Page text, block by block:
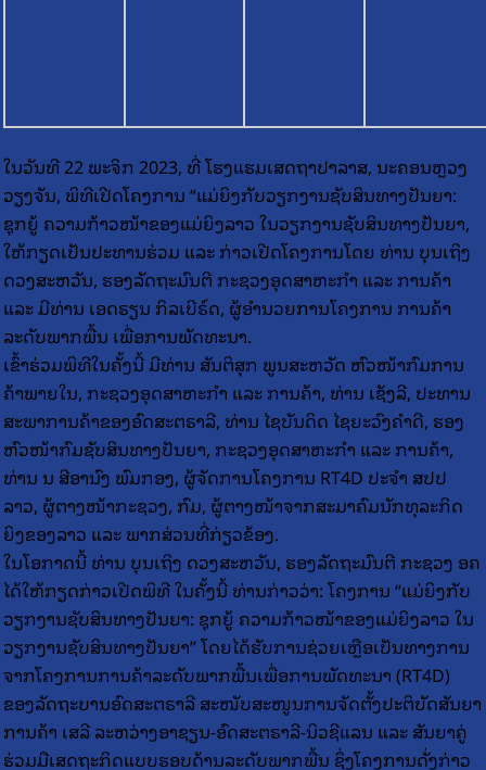
ໃນວັນທີ 22 ພະຈິກ 2023, ທີ່ ໂຮງແຮມເສດຖາປາລາສ, ນະຄອນຫຼວງ
ວຽງຈັນ, ພິທີເປີດໂຄງການ “ແມ່ຍິງກັບວຽກງານຊັບສິນທາງປັນຍາ:
ຊຸກຍູ້ ຄວາມກ້າວໜ້າຂອງແມ່ຍິງລາວ ໃນວຽກງານຊັບສິນທາງປັນຍາ,
ໃຫ້ກຽດເປັນປະທານຮ່ວມ ແລະ ກ່າວເປີດໂຄງການໂດຍ ທ່ານ ບຸນເຖິງ
ດວງສະຫວັນ, ຮອງລັດຖະມົນຕີ ກະຊວງອຸດສາຫະກຳ ແລະ ການຄ້າ
ແລະ ມີທ່ານ ເອດຣຽນ ກິລເບີຣ໌ດ, ຜູ້ອໍານວຍການໂຄງການ ການຄ້າ
ລະດັບພາກພື້ນ ເພື່ອການພັດທະນາ.
ເຂົ້າຮ່ວມພິທີໃນຄັ້ງນີ້ ມີທ່ານ ສັນຕິສຸກ ພູນສະຫວັດ ຫົວໜ້າກົມການ
ຄ້າພາຍໃນ, ກະຊວງອຸດສາຫະກໍາ ແລະ ການຄ້າ, ທ່ານ ເຊັງລີ, ປະທານ
ສະພາການຄ້າຂອງອົດສະຕຣາລີ, ທ່ານ ໄຊບັນດິດ ໄຊຍະວົງຄໍາດີ, ຮອງ
ຫົວໜ້າກົມຊັບສິນທາງປັນຍາ, ກະຊວງອຸດສາຫະກໍາ ແລະ ການຄ້າ,
ທ່ານ ນ ສີອານົງ ພົມກອງ, ຜູ້ຈັດການໂຄງການ RT4D ປະຈໍາ ສປປ
ລາວ, ຜູ້ຕາງໜ້າກະຊວງ, ກົມ, ຜູ້ຕາງໜ້າຈາກສະມາຄົມນັກທຸລະກິດ
ຍິງຂອງລາວ ແລະ ພາກສ່ວນທີ່ກ່ຽວຂ້ອງ.
ໃນໂອກາດນີ້ ທ່ານ ບຸນເຖິງ ດວງສະຫວັນ, ຮອງລັດຖະມົນຕີ ກະຊວງ ອຄ
ໄດ້ໃຫ້ກຽດກ່າວເປີດພິທີ ໃນຄັ້ງນີ້ ທ່ານກ່າວວ່າ: ໂຄງການ “ແມ່ຍິງກັບ
ວຽກງານຊັບສິນທາງປັນຍາ: ຊຸກຍູ້ ຄວາມກ້າວໜ້າຂອງແມ່ຍິງລາວ ໃນ
ວຽກງານຊັບສິນທາງປັນຍາ” ໂດຍໄດ້ຮັບການຊ່ວຍເຫຼືອເປັນທາງການ
ຈາກໂຄງການການຄ້າລະດັບພາກພື້ນເພື່ອການພັດທະນາ (RT4D)
ຂອງລັດຖະບານອົດສະຕຣາລີ ສະໜັບສະໜູນການຈັດຕັ້ງປະຕິບັດສັນຍາ
ການຄ້າ ເສລີ ລະຫວ່າງອາຊຽນ-ອົດສະຕຣາລີ-ນິວຊີແລນ ແລະ ສັນຍາຄູ່
ຮ່ວມມືເສດຖະກິດແບບຮອບດ້ານລະດັບພາກພື້ນ ຊຶ່ງໂຄງການດັ່ງກ່າວ